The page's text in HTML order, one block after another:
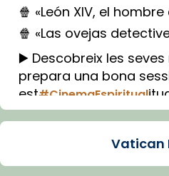
🍿 «León XIV, el
🍿 «Las ovejas
▶️ Descobreix les
prepara una bona
est#CinemaEspiritual
Imatge: Generada
Vatican